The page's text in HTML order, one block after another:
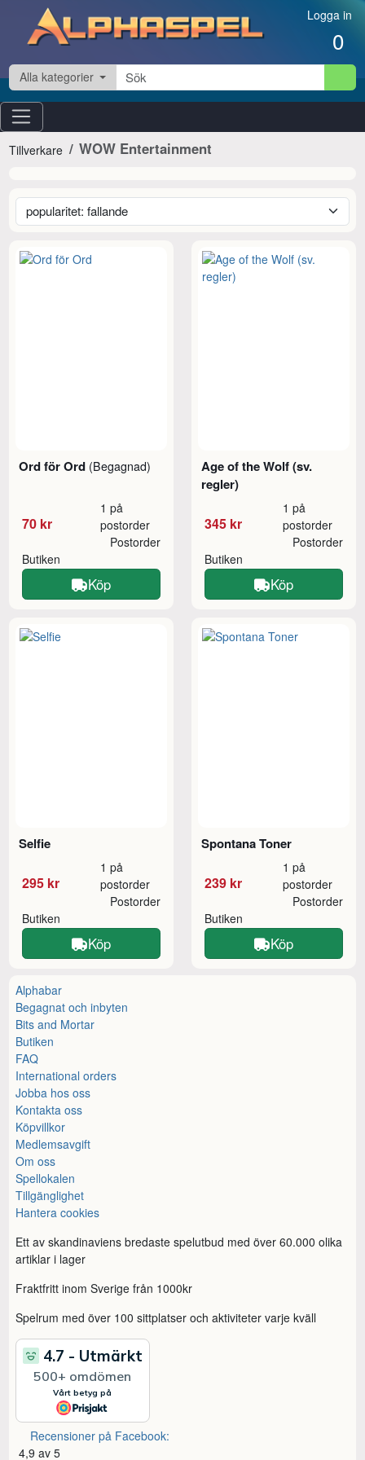
Hoppa till innehåll Logga in
0
Alla kategorier
Tillverkare WOW Entertainment
Ord för Ord (Begagnad)
70 kr
1 på
postorder
Butiken
Postorder
Köp
Age of the Wolf (sv.
regler)
345 kr
1 på
postorder
Butiken
Postorder
Köp
Selfie
295 kr
1 på
postorder
Butiken
Postorder
Köp
Spontana Toner
239 kr
1 på
postorder
Butiken
Postorder
Köp
Alphabar
Begagnat och inbyten
Bits and Mortar
Butiken
FAQ
International orders
Jobba hos oss
Kontakta oss
Köpvillkor
Medlemsavgift
Om oss
Spellokalen
Tillgänglighet
Hantera cookies
Ett av skandinaviens bredaste spelutbud med över 60.000 olika
artiklar i lager
Fraktfritt inom Sverige från 1000kr
Spelrum med över 100 sittplatser och aktiviteter varje kväll
Recensioner på Facebook:
4,9 av 5